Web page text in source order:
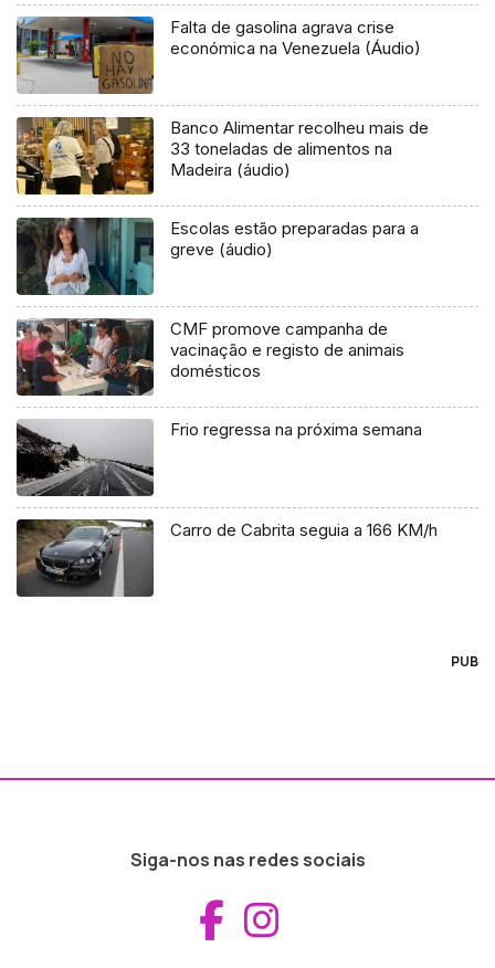
Falta de gasolina agrava crise
económica na Venezuela (Áudio)
Banco Alimentar recolheu mais de
33 toneladas de alimentos na
Madeira (áudio)
Escolas estão preparadas para a
greve (áudio)
CMF promove campanha de
vacinação e registo de animais
domésticos
Frio regressa na próxima semana
Carro de Cabrita seguia a 166 KM/h
PUB
Siga-nos nas redes sociais
Aceder ao